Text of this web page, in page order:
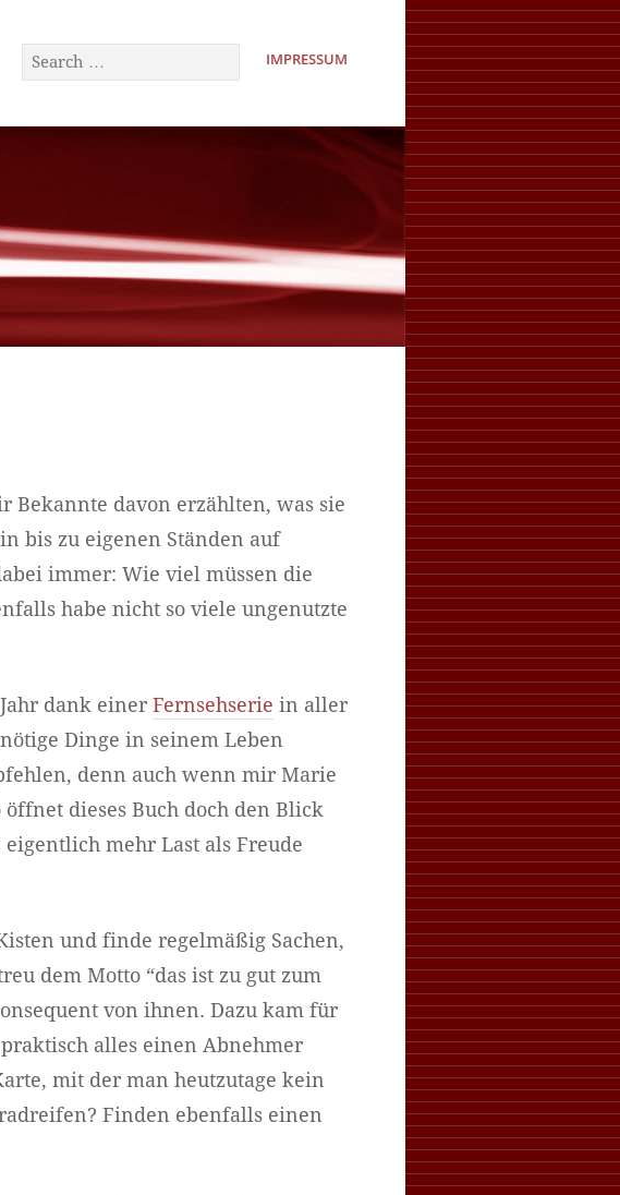
IMPRESSUM
davon erzählten, was sie
bis zu eigenen Ständen auf
immer: Wie viel müssen die
habe nicht so viele ungenutzte
dank einer Fernsehserie in aller
Dinge in seinem Leben
denn auch wenn mir Marie
dieses Buch doch den Blick
mehr Last als Freude
und finde regelmäßig Sachen,
dem Motto “das ist zu gut zum
von ihnen. Dazu kam für
alles einen Abnehmer
mit der man heutzutage kein
Finden ebenfalls einen